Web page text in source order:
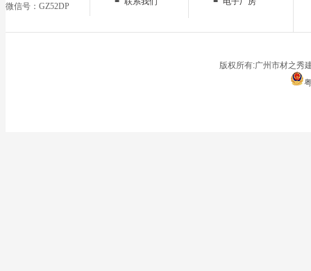
微信号：GZ52DP
停车场
版权所有:广州市材之